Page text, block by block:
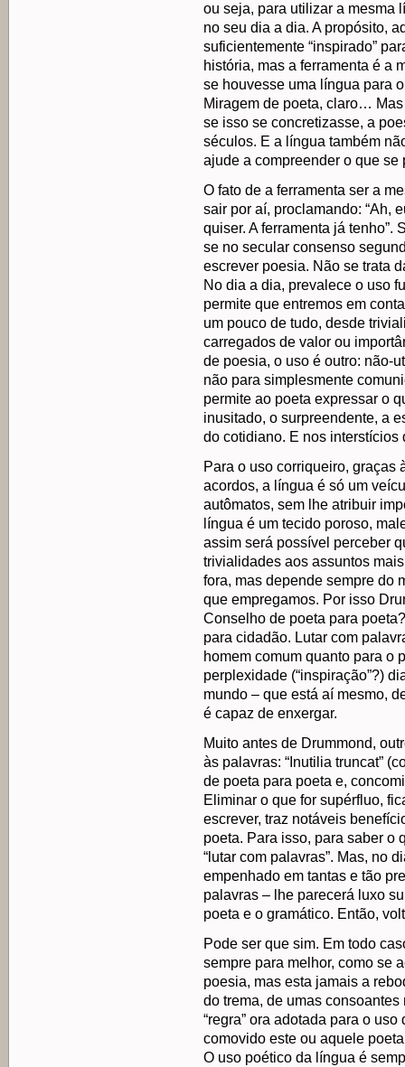
ou seja, para utilizar a mesma
no seu dia a dia. A propósito,
suficientemente “inspirado”
história, mas a ferramenta é a
se houvesse uma língua para
Miragem de poeta, claro…
se isso se concretizasse, a
séculos. E a língua também
ajude a compreender o que se
O fato de a ferramenta ser a
sair por aí, proclamando: “Ah,
quiser. A ferramenta já tenho”.
se no secular consenso
escrever poesia. Não se trata
No dia a dia, prevalece o uso
permite que entremos em
um pouco de tudo, desde
carregados de valor ou
de poesia, o uso é outro: não-
não para simplesmente
permite ao poeta expressar o
inusitado, o surpreendente, a
do cotidiano. E nos interstícios
Para o uso corriqueiro, graças
acordos, a língua é só um
autômatos, sem lhe atribuir
língua é um tecido poroso,
assim será possível perceber
trivialidades aos assuntos
fora, mas depende sempre do
que empregamos. Por isso
Conselho de poeta para
para cidadão. Lutar com
homem comum quanto para o
perplexidade (“inspiração”?)
mundo – que está aí mesmo,
é capaz de enxergar.
Muito antes de Drummond,
às palavras: “Inutilia truncat”
de poeta para poeta e,
Eliminar o que for supérfluo,
escrever, traz notáveis
poeta. Para isso, para saber o
“lutar com palavras”. Mas, no
empenhado em tantas e tão
palavras – lhe parecerá luxo
poeta e o gramático. Então,
Pode ser que sim. Em todo
sempre para melhor, como se
poesia, mas esta jamais a
do trema, de umas
“regra” ora adotada para o
comovido este ou aquele
O uso poético da língua é